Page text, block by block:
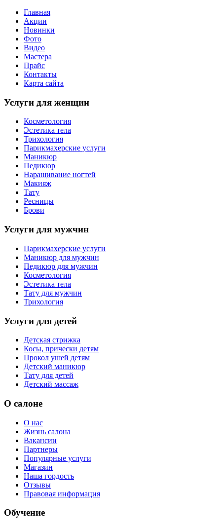
Главная
Акции
Новинки
Фото
Видео
Мастера
Прайс
Контакты
Карта сайта
Услуги для женщин
Косметология
Эстетика тела
Трихология
Парикмахерские услуги
Маникюр
Педикюр
Наращивание ногтей
Макияж
Тату
Ресницы
Брови
Услуги для мужчин
Парикмахерские услуги
Маникюр для мужчин
Педикюр для мужчин
Косметология
Эстетика тела
Тату для мужчин
Трихология
Услуги для детей
Детская стрижка
Косы, прически детям
Прокол ушей детям
Детский маникюр
Тату для детей
Детский массаж
О салоне
О нас
Жизнь салона
Вакансии
Партнеры
Популярные услуги
Магазин
Наша гордость
Отзывы
Правовая информация
Обучение